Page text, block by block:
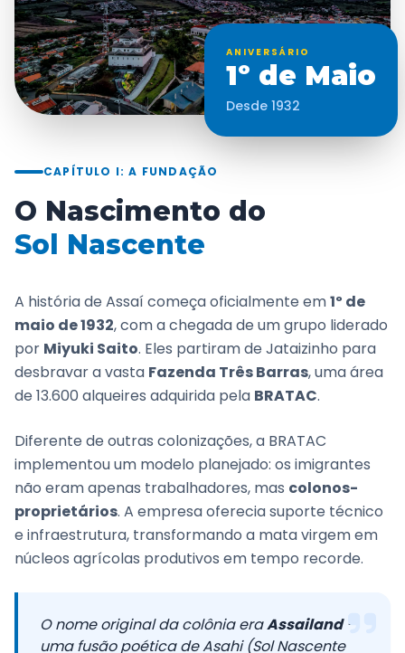
ANIVERSÁRIO
1º de Maio
Desde 1932
CAPÍTULO I: A FUNDAÇÃO
O Nascimento do
Sol Nascente
A história de Assaí começa oficialmente em1º de
maio de 1932, com a chegada de um grupo liderado
por Miyuki Saito. Eles partiram de Jataizinho para
desbravar a vasta Fazenda Três Barras, uma área
de 13.600 alqueires adquirida pela BRATAC.
Diferente de outras colonizações, a BRATAC
implementou um modelo planejado: os imigrantes
não eram apenas trabalhadores, mas colonos-
proprietários. A empresa oferecia suporte técnico
e infraestrutura, transformando a mata virgem em
núcleos agrícolas produtivos em tempo recorde.
O nome original da colônia eraAssailand—
uma fusão poética deAsahi(Sol Nascente